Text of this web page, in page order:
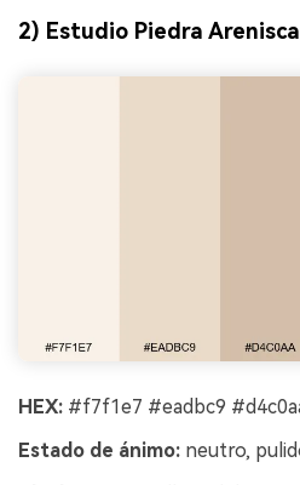
2) Estudio Piedra Arenisca
HEX: #f7f1e7 #eadbc9
Estado de ánimo: neutro,